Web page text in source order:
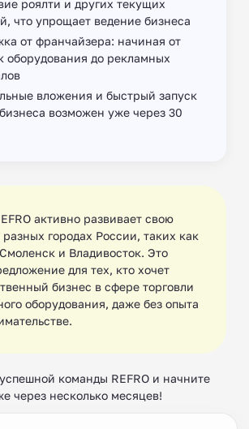
роялти и других текущих
что упрощает ведение бизнеса
от франчайзера: начиная от
оборудования до рекламных
вложения и быстрый запуск
возможен уже через 30
активно развивает свою
городах России, таких как
и Владивосток. Это
для тех, кто хочет
бизнес в сфере торговли
оборудования, даже без опыта
команды REFRO и начните
через несколько месяцев!